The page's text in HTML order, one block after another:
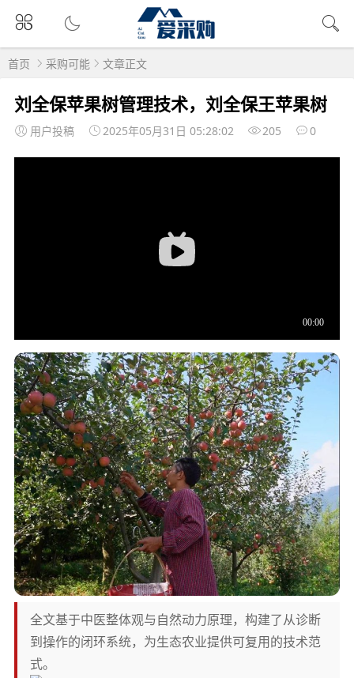
首页 采购可能 文章正文
刘全保苹果树管理技术，刘全保王苹果树
用户投稿 2025年05月31日 05:28:02 205 0
全文基于中医整体观与自然动力原理，构建了从诊断
到操作的闭环系统，为生态农业提供可复用的技术范
式。